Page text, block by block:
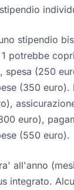
stipendio
potrebbe
spesa (250
(350
euro),
(550 euro).
all'anno
integrato.